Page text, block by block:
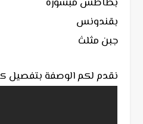
بقندونس
جبن مثلث
نقدم لكم الوصفة بتفصيل